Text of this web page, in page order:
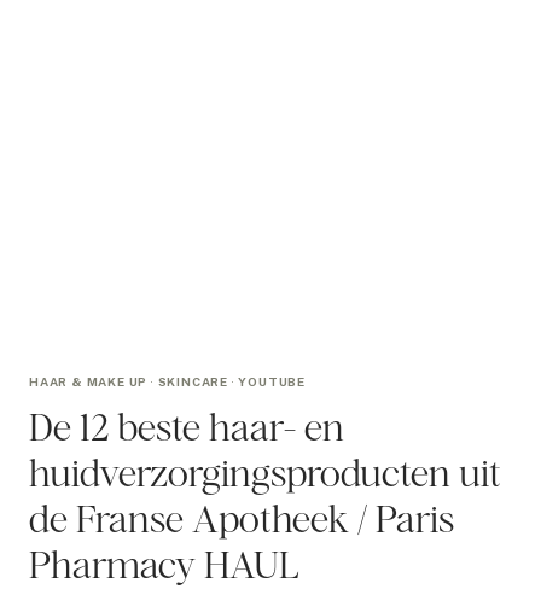
HAAR & MAKE UP · SKINCARE ·YOUTUBE
De 12 beste haar- en
huidverzorgingsproducten uit
de Franse Apotheek / Paris
Pharmacy HAUL